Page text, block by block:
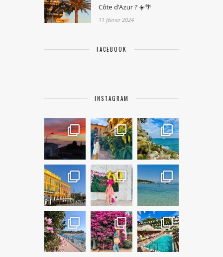
Côte d’Azur ? ☀️🌴
11 février 2024
FACEBOOK
INSTAGRAM